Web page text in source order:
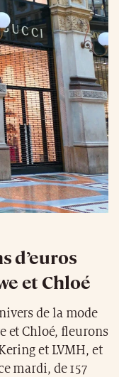
d’euros
et Chloé
de la mode
et Chloé, fleurons
et LVMH, et
mardi, de 157